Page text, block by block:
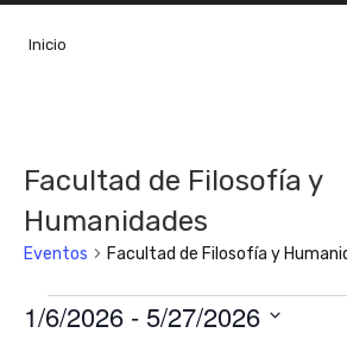
Inicio
Facultad de Filosofía y
Humanidades
Eventos Facultad de Filosofía y
Eventos
1/6/2026 - 5/27/2026